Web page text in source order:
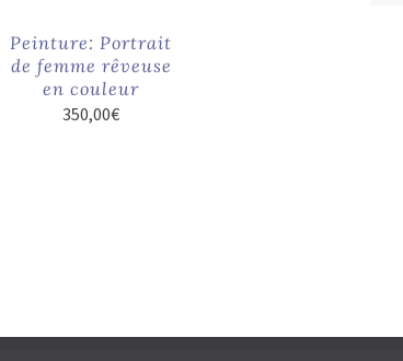
Peinture: Portrait
de femme rêveuse
en couleur
350,00€